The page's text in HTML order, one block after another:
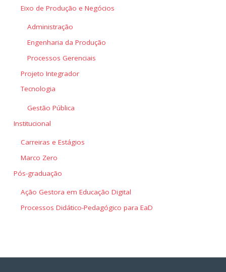
Eixo de Produção e Negócios
Administração
Engenharia da Produção
Processos Gerenciais
Projeto Integrador
Tecnologia
Gestão Pública
Institucional
Carreiras e Estágios
Marco Zero
Pós-graduação
Ação Gestora em Educação Digital
Processos Didático-Pedagógico para EaD